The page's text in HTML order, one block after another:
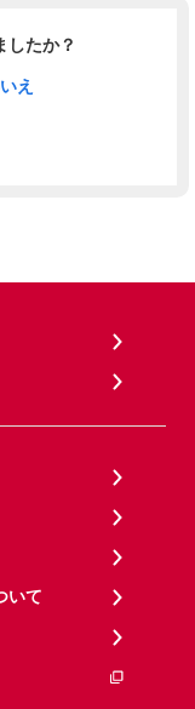
したか？
え
いて